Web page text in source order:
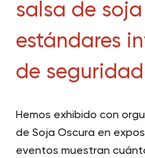
salsa de
estándares
de
Hemos exhibido con
de Soja Oscura en
eventos muestran